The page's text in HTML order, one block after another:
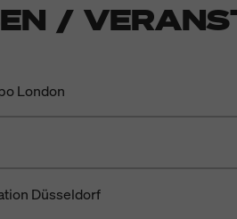
/
London
Düsseldorf